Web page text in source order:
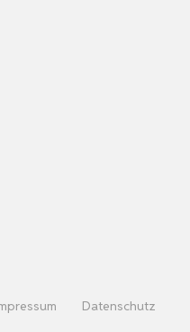
Datenschutz